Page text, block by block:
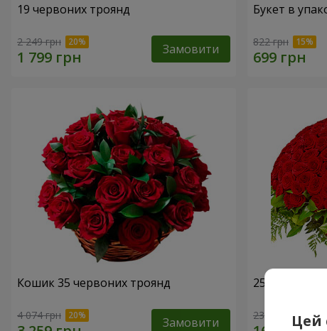
19 червоних троянд
2 249 грн Замовити
Букет в
822 грн
Кошик 35 червоних троянд
4 074 грн Замовити
251 червона
23 856 грнЦей